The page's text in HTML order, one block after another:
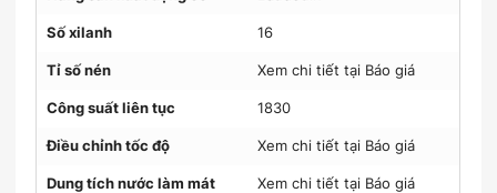
Số xilanh 16
Tỉ số nén Xem chi tiết tại Báo giá
Công suất liên tục 1830
Điều chỉnh tốc độ Xem chi tiết tại Báo giá
Dung tích nước làm mát Xem chi tiết tại Báo giá